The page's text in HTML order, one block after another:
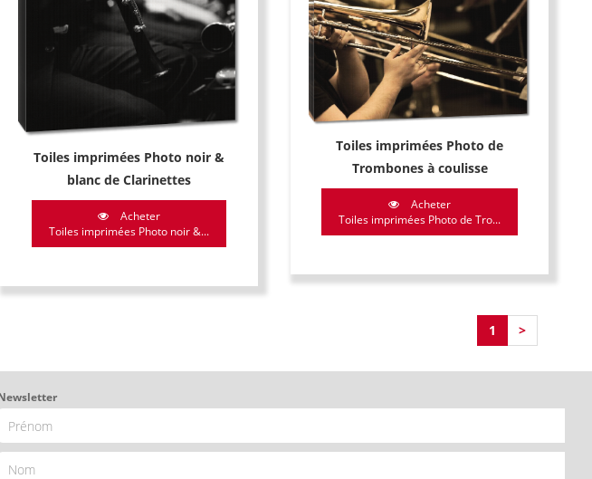
Toiles imprimées Photo noir &
blanc de Clarinettes
Acheter
Toiles imprimées Photo noir &...
Toiles imprimées Photo de
Trombones à coulisse
Acheter
Toiles imprimées Photo de Tro...
1 >